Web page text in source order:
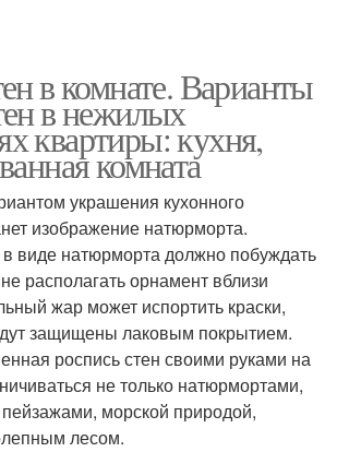
в комнате. Варианты
в нежилых
квартиры: кухня,
комната
украшения кухонного
изображение натюрморта.
виде натюрморта должно побуждать
располагать орнамент вблизи
жар может испортить краски,
защищены лаковым покрытием.
роспись стен своими руками на
не только натюрмортами,
морской природой,
лесом.